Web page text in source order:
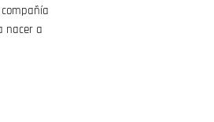
nacer a